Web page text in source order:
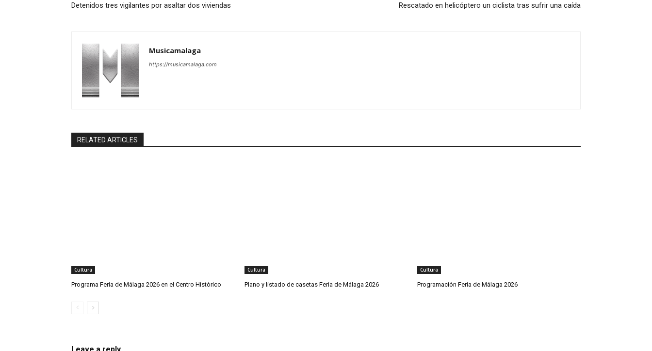
Detenidos tres vigilantes por asaltar dos viviendas Rescatado en helicóptero un ciclista tras sufrir una caída
Musicamalaga
https://musicamalaga.com
RELATED ARTICLES
Cultura
Programa Feria de Málaga 2026 en el Centro Histórico
Cultura
Plano y listado de casetas Feria de Málaga 2026
Cultura
Programación Feria de Málaga 2026
Leave a reply